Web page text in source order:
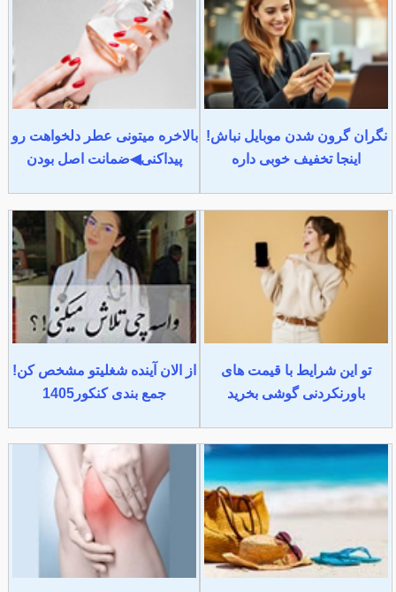
نگران گرون شدن موبایل نباش!
اینجا تخفیف خوبی داره
بالاخره میتونی عطر دلخواهت رو
پیداکنی◀ضمانت اصل بودن
تو این شرایط با قیمت های
باورنکردنی گوشی بخرید
از الان آینده شغلیتو مشخص کن!
جمع بندی کنکور1405